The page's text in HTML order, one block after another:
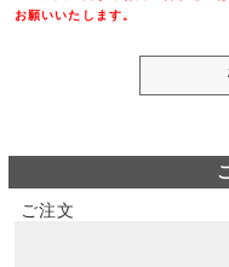
お願いいたします。
ご注文